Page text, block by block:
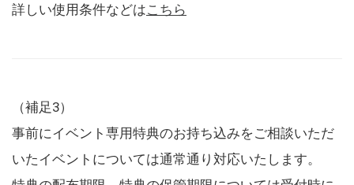
詳しい使用条件などはこちら
（補足3）
事前にイベント専用特典のお持ち込みをご相談いただ
いたイベントについては通常通り対応いたします。